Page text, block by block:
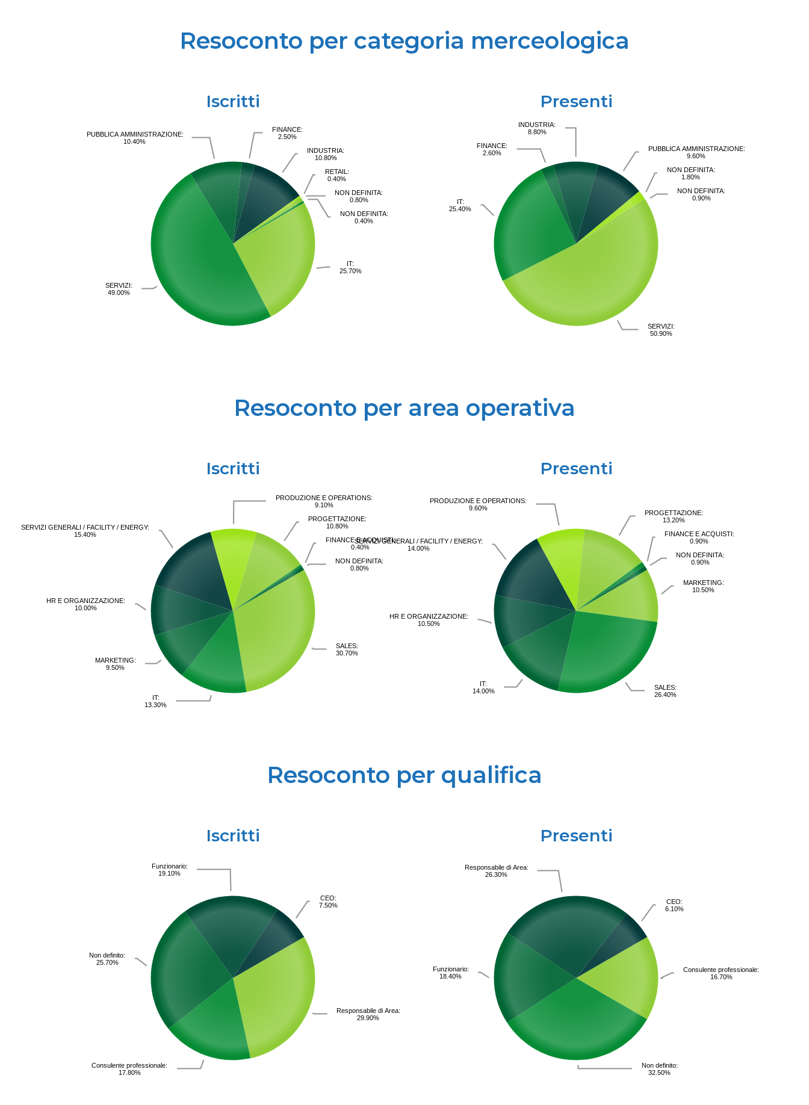
Resoconto per categoria merceologica
Iscritti
IT:
25.70%
SERVIZI:
49.00%
PUBBLICA AMMINISTRAZIONE:
10.40%
FINANCE:
2.50%
INDUSTRIA:
10.80%
RETAIL:
0.40%
NON DEFINITA:
0.80%
NON DEFINITA:
0.40%
Presenti
SERVIZI:
50.90%
IT:
25.40%
FINANCE:
2.60%
INDUSTRIA:
8.80%
PUBBLICA AMMINISTRAZIONE:
9.60%
NON DEFINITA:
1.80%
NON DEFINITA:
0.90%
Resoconto per area operativa
Iscritti
SALES:
30.70%
IT:
13.30%
MARKETING:
9.50%
HR E ORGANIZZAZIONE:
10.00%
SERVIZI GENERALI / FACILITY / ENERGY:
15.40%
PRODUZIONE E OPERATIONS:
9.10%
PROGETTAZIONE:
10.80%
FINANCE E ACQUISTI:
0.40%
NON DEFINITA:
0.80%
Presenti
MARKETING:
10.50%
SALES:
26.40%
IT:
14.00%
HR E ORGANIZZAZIONE:
10.50%
SERVIZI GENERALI / FACILITY / ENERGY:
14.00%
PRODUZIONE E OPERATIONS:
9.60%
PROGETTAZIONE:
13.20%
FINANCE E ACQUISTI:
0.90%
NON DEFINITA:
0.90%
Resoconto per qualifica
Iscritti
Responsabile di Area:
29.90%
Consulente professionale:
17.80%
Non definito:
25.70%
Funzionario:
19.10%
CEO:
7.50%
Presenti
Consulente professionale:
16.70%
Non definito:
32.50%
Funzionario:
18.40%
Responsabile di Area:
26.30%
CEO:
6.10%